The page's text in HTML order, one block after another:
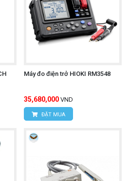
Máy đo điện trở HIOKI RM3548
35,680,000 VND
ĐẶT MUA